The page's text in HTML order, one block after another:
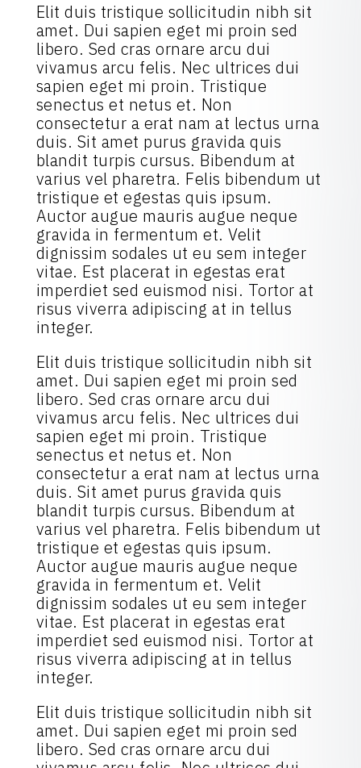
Elit duis tristique sollicitudin nibh sit
amet. Dui sapien eget mi proin sed
libero. Sed cras ornare arcu dui
vivamus arcu felis. Nec ultrices dui
sapien eget mi proin. Tristique
senectus et netus et. Non
consectetur a erat nam at lectus urna
duis. Sit amet purus gravida quis
blandit turpis cursus. Bibendum at
varius vel pharetra. Felis bibendum ut
tristique et egestas quis ipsum.
Auctor augue mauris augue neque
gravida in fermentum et. Velit
dignissim sodales ut eu sem integer
vitae. Est placerat in egestas erat
imperdiet sed euismod nisi. Tortor at
risus viverra adipiscing at in tellus
integer.
Elit duis tristique sollicitudin nibh sit
amet. Dui sapien eget mi proin sed
libero. Sed cras ornare arcu dui
vivamus arcu felis. Nec ultrices dui
sapien eget mi proin. Tristique
senectus et netus et. Non
consectetur a erat nam at lectus urna
duis. Sit amet purus gravida quis
blandit turpis cursus. Bibendum at
varius vel pharetra. Felis bibendum ut
tristique et egestas quis ipsum.
Auctor augue mauris augue neque
gravida in fermentum et. Velit
dignissim sodales ut eu sem integer
vitae. Est placerat in egestas erat
imperdiet sed euismod nisi. Tortor at
risus viverra adipiscing at in tellus
integer.
Elit duis tristique sollicitudin nibh sit
amet. Dui sapien eget mi proin sed
libero. Sed cras ornare arcu dui